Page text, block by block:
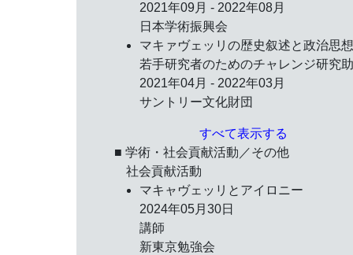
2021年09月 - 2022年08月
日本学術振興会
マキァヴェッリの歴史叙述と政治思想
若手研究者のためのチャレンジ研究
2021年04月 - 2022年03月
サントリー文化財団
すべて表示する
■ 学術・社会貢献活動／その他
社会貢献活動
マキャヴェッリとアイロニー
2024年05月30日
講師
新東京勉強会